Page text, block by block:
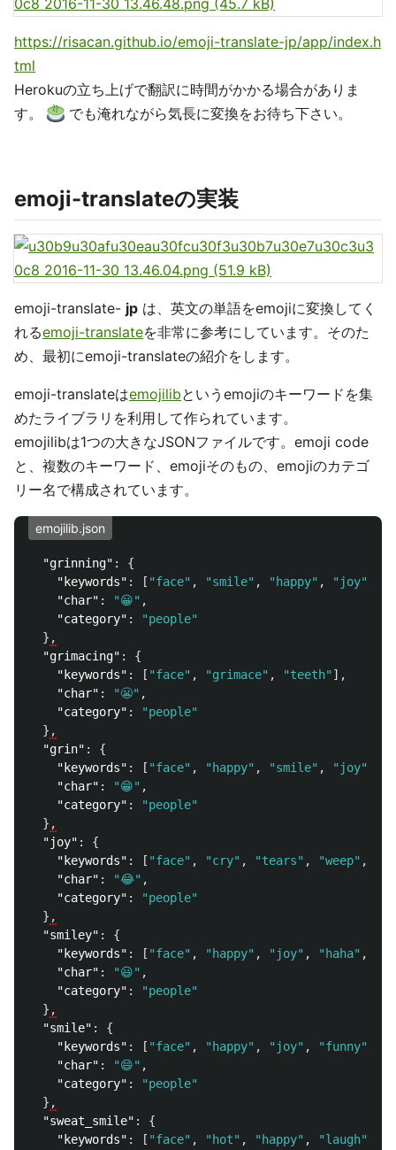
https://risacan.github.io/emoji-translate-jp/app/index.h
tml
Herokuの立ち上げで翻訳に時間がかかる場合がありま
す。
でも淹れながら気長に変換をお待ち下さい。
emoji-translateの実装
emoji-translate- jp は、英文の単語をemojiに変換してく
れるemoji-translateを非常に参考にしています。そのた
め、最初にemoji-translateの紹介をします。
emoji-translateはemojilibというemojiのキーワードを集
めたライブラリを利用して作られています。
emojilibは1つの大きなJSONファイルです。emoji code
と、複数のキーワード、emojiそのもの、emojiのカテゴ
リー名で構成されています。
emojilib.json
"grinning" :
{
"keywords" : [ "face" , "smile" , "happy" , "joy"
"char" : "😀" ,
"category" :
"people"
} ,
"grimacing" :
{
"keywords" : [ "face" , "grimace" , "teeth" ],
"char" : "😬" ,
"category" :
"people"
} ,
"grin" :
{
"keywords" : [ "face" , "happy" , "smile" , "joy"
"char" : "😁" ,
"category" :
"people"
} ,
"joy" :
{
"keywords" : [ "face" , "cry" , "tears" , "weep" ,
"char" : "😂" ,
"category" :
"people"
} ,
"smiley" :
{
"keywords" : [ "face" , "happy" , "joy" , "haha" ,
"char" : "😃" ,
"category" :
"people"
} ,
"smile" :
{
"keywords" : [ "face" , "happy" , "joy" , "funny"
"char" : "😄" ,
"category" :
"people"
} ,
"sweat_smile" :
{
"keywords" : [ "face" , "hot" , "happy" , "laugh"